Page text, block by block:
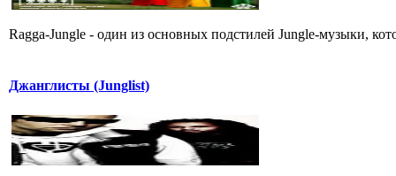
Ragga-Jungle - один из основных подстилей Jungle-музыки,
Джанглисты (Junglist)